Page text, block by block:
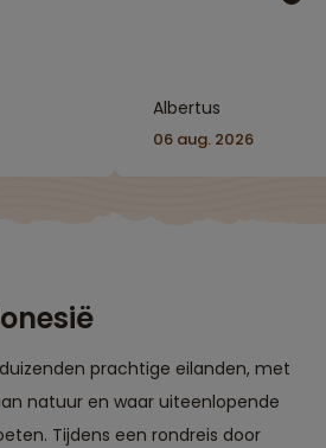
Albertus
06 aug. 2026
prachtige eilanden, met
natuur en waar uiteenlopende
Tijdens een rondreis door